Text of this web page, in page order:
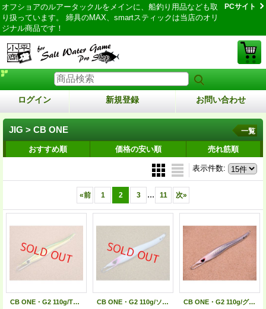
オフショアのルアータックルをメインに、船釣り用品なども取
り扱っています。 締具のMAX、smartスティックは当店のオリ
ジナル商品です！
PCサイト
ログイン 新規登録 お問い合わせ
JIG > CB ONE 一覧
おすすめ順 価格の安い順 売れ筋順
表示件数:
«前 1 2 3 ... 11 次»
CB ONE・G2 110g/TT-グリーンゴールドグローベリー
CB ONE・G2 110g/ソリッドグロー
CB ONE・G2 110g/グローヘッド